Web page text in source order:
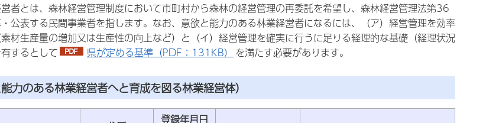
者とは、森林経営管理制度において市町村から森林の経営管理の再委託を希望し、森林経営管理法第36
公表する民間事業者を指します。なお、意欲と能力のある林業経営者になるには、（ア）経営管理を効率
材生産量の増加又は生産性の向上など）と（イ）経営管理を確実に行うに足りる経理的な基礎（経理状況
するとして
県が定める基準（PDF：131KB） を満たす必要があります。
力のある林業経営者へと育成を図る林業経営体）
登録年月日